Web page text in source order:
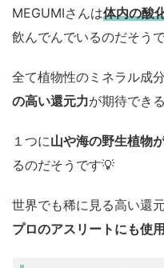
MEGUMIさんは体内の酸
飲んでんでいるのだそう
全て植物性のミネラル成
の高い還元力が期待でき
１つに山や海の野生植物
るのだそうです💡
世界でも稀に見る高い還
プロのアスリートにも使用